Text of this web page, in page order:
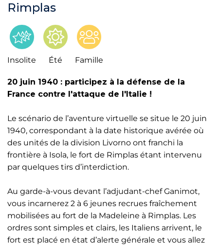
Rimplas
Insolite Été Famille
20 juin 1940 : participez à la défense de la
France contre l'attaque de l'Italie !
Le scénario de l’aventure virtuelle se situe le 20 juin
1940, correspondant à la date historique avérée où
des unités de la division Livorno ont franchi la
frontière à Isola, le fort de Rimplas étant intervenu
par quelques tirs d’interdiction.
Au garde-à-vous devant l’adjudant-chef Ganimot,
vous incarnerez 2 à 6 jeunes recrues fraîchement
mobilisées au fort de la Madeleine à Rimplas. Les
ordres sont simples et clairs, les Italiens arrivent, le
fort est placé en état d’alerte générale et vous allez